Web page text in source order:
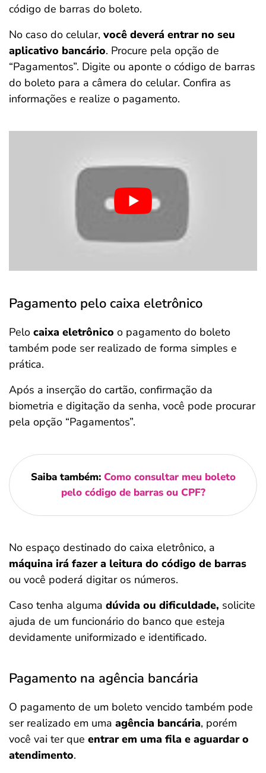
código de barras do boleto.
No caso do celular, você deverá entrar no seu
aplicativo bancário. Procure pela opção de
“Pagamentos”. Digite ou aponte o código de barras
do boleto para a câmera do celular. Confira as
informações e realize o pagamento.
Pagamento pelo caixa eletrônico
Pelo caixa eletrônico o pagamento do boleto
também pode ser realizado de forma simples e
prática.
Após a inserção do cartão, confirmação da
biometria e digitação da senha, você pode procurar
pela opção “Pagamentos”.
Saiba também: Como consultar meu boleto
pelo código de barras ou CPF?
No espaço destinado do caixa eletrônico, a
máquina irá fazer a leitura do código de barras
ou você poderá digitar os números.
Caso tenha alguma dúvida ou dificuldade, solicite
ajuda de um funcionário do banco que esteja
devidamente uniformizado e identificado.
Pagamento na agência bancária
O pagamento de um boleto vencido também pode
ser realizado em uma agência bancária, porém
você vai ter que entrar em uma fila e aguardar o
atendimento.